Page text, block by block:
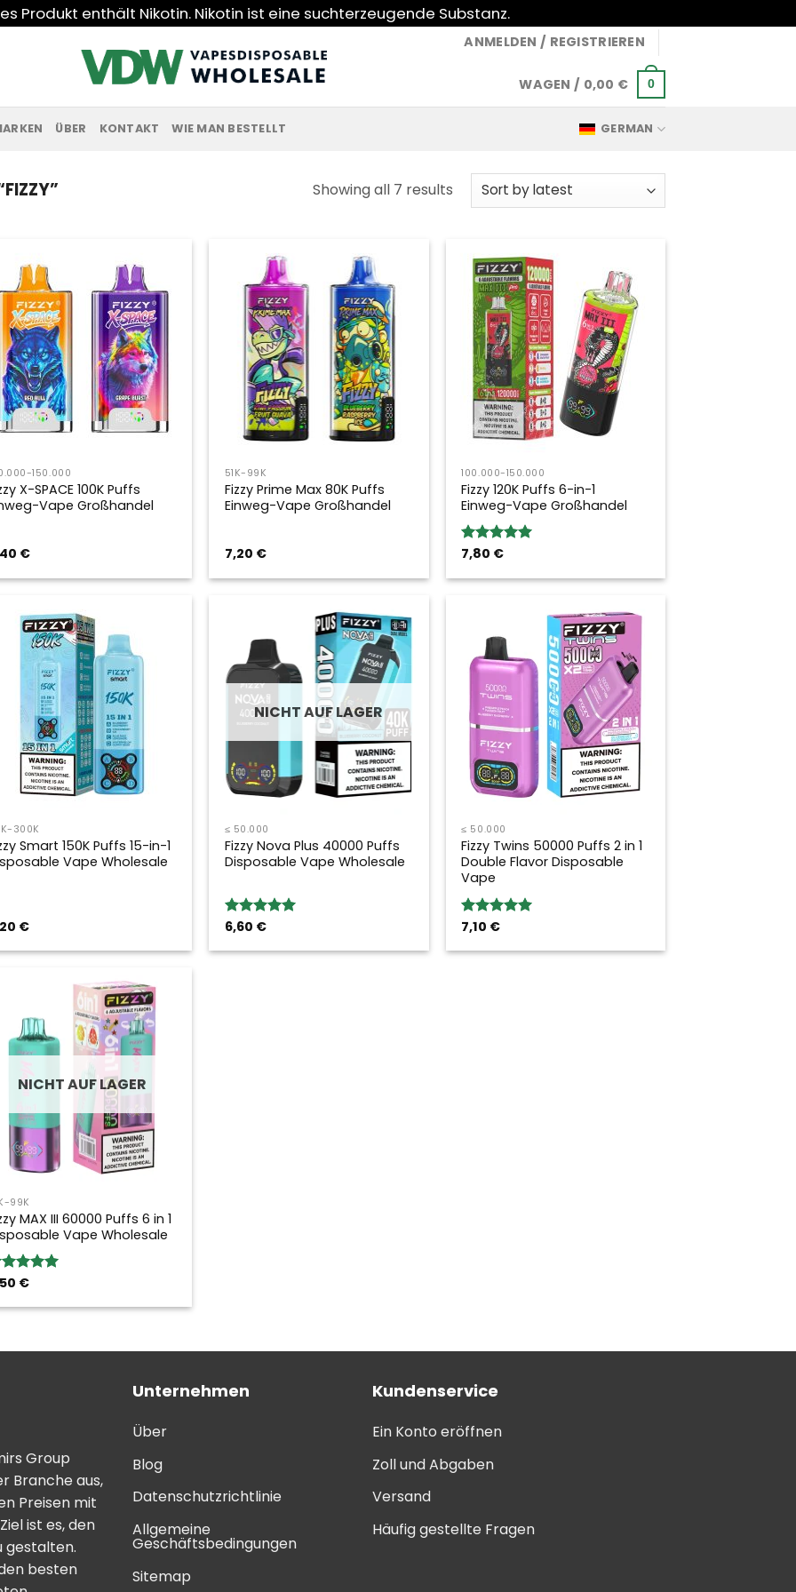
Produkt enthält Nikotin. Nikotin ist eine suchterzeugende Substanz.
ANMELDEN / REGISTRIEREN
WAGEN / 0,00 € 0
ÜBER KONTAKT WIE MAN BESTELLT GERMAN
Showing all 7 resultsSorted
150.000
X-SPACE 100K Puffs
Vape Großhandel
€
51K-99K
Fizzy Prime Max 80K Puffs
Einweg-Vape Großhandel
7,20 €
100.000-150.000
Fizzy 120K Puffs 6-in-1
Einweg-Vape Großhandel
Bewertung:
7,80 €
300K
Smart 150K Puffs 15-in-1
Vape Wholesale
€
NICHT AUF LAGER
≤ 50.000
Fizzy Nova Plus 40000 Puffs
Disposable Vape Wholesale
Bewertung:
6,60 €
≤ 50.000
Fizzy Twins 50000 Puffs 2 in 1
Double Flavor Disposable
Vape
Bewertung:
7,10 €
NICHT AUF LAGER
99K
MAX III 60000 Puffs 6 in 1
Vape Wholesale
€
Group
Branche aus,
Preisen mit
ist es, den
gestalten.
besten
Unternehmen
Über
Blog
Datenschutzrichtlinie
Allgemeine
Geschäftsbedingungen
Sitemap
Kundenservice
Ein Konto eröffnen
Zoll und Abgaben
Versand
Häufig gestellte Fragen